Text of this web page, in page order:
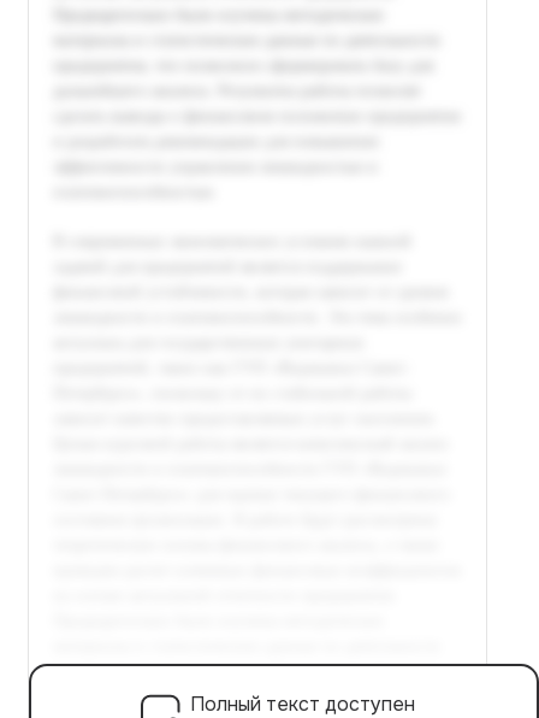
Полный текст доступен